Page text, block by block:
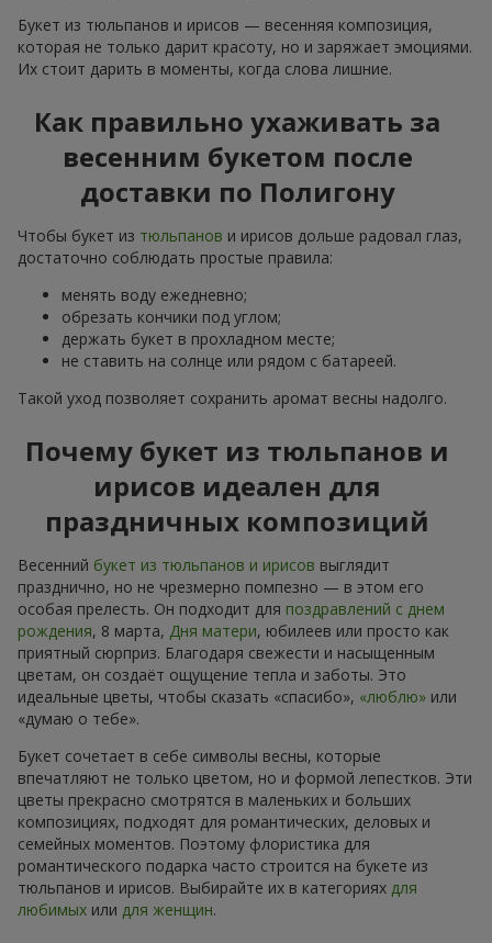
Букет из тюльпанов и ирисов — весенняя композиция,
которая не только дарит красоту, но и заряжает эмоциями.
Их стоит дарить в моменты, когда слова лишние.
Как правильно ухаживать за
весенним букетом после
доставки по Полигону
Чтобы букет из тюльпанов и ирисов дольше радовал глаз,
достаточно соблюдать простые правила:
менять воду ежедневно;
обрезать кончики под углом;
держать букет в прохладном месте;
не ставить на солнце или рядом с батареей.
Такой уход позволяет сохранить аромат весны надолго.
Почему букет из тюльпанов и
ирисов идеален для
праздничных композиций
Весенний букет из тюльпанов и ирисов выглядит
празднично, но не чрезмерно помпезно — в этом его
особая прелесть. Он подходит для поздравлений с днем
рождения, 8 марта, Дня матери, юбилеев или просто как
приятный сюрприз. Благодаря свежести и насыщенным
цветам, он создаёт ощущение тепла и заботы. Это
идеальные цветы, чтобы сказать «спасибо», «люблю» или
«думаю о тебе».
Букет сочетает в себе символы весны, которые
впечатляют не только цветом, но и формой лепестков. Эти
цветы прекрасно смотрятся в маленьких и больших
композициях, подходят для романтических, деловых и
семейных моментов. Поэтому флористика для
романтического подарка часто строится на букете из
тюльпанов и ирисов. Выбирайте их в категориях для
любимых или для женщин.